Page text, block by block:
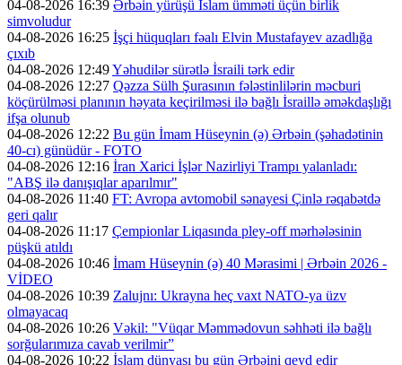
04-08-2026 16:39 Ərbəin yürüşü İslam ümməti üçün birlik
simvoludur
04-08-2026 16:25 İşçi hüquqları fəalı Elvin Mustafayev azadlığa
çıxıb
04-08-2026 12:49Yəhudilər sürətlə İsraili tərk edir
04-08-2026 12:27 Qəzza Sülh Şurasının fələstinlilərin məcburi
köçürülməsi planının həyata keçirilməsi ilə bağlı İsraillə əməkdaşlığı
ifşa olunub
04-08-2026 12:22 Bu gün İmam Hüseynin (ə) Ərbəin (şəhadətinin
40-cı) günüdür - FOTO
04-08-2026 12:16 İran Xarici İşlər Nazirliyi Trampı yalanladı:
"ABŞ ilə danışıqlar aparılmır"
04-08-2026 11:40 FT: Avropa avtomobil sənayesi Çinlə rəqabətdə
geri qalır
04-08-2026 11:17 Çempionlar Liqasında pley-off mərhələsinin
püşkü atıldı
04-08-2026 10:46 İmam Hüseynin (ə) 40 Mərasimi | Ərbəin 2026 -
VİDEO
04-08-2026 10:39 Zalujnı: Ukrayna heç vaxt NATO-ya üzv
olmayacaq
04-08-2026 10:26 Vəkil: "Vüqar Məmmədovun səhhəti ilə bağlı
sorğularımıza cavab verilmir”
04-08-2026 10:22 İslam dünyası bu gün Ərbəini qeyd edir